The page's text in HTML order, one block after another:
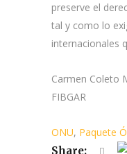
preserve el
tal y como lo
internacionales
Carmen Coleto
FIBGAR
ONU, Paquete
Share: